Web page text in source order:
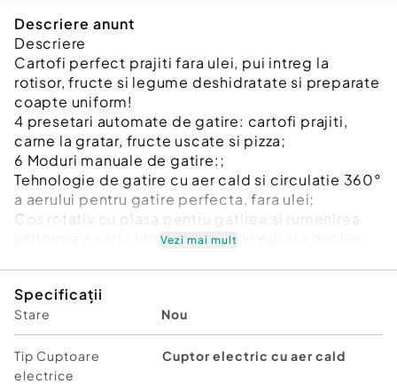
Descriere anunt
Descriere
Cartofi perfect prajiti fara ulei, pui intreg la
rotisor, fructe si legume deshidratate si preparate
coapte uniform!
4 presetari automate de gatire: cartofi prajiti,
carne la gratar, fructe uscate si pizza;
6 Moduri manuale de gatire:;
Tehnologie de gatire cu aer cald si circulatie 360°
a aerului pentru gatire perfecta, fara ulei;
Cos rotativ cu plasa pentru gatirea si rumenirea
uniforma a cartofilor, pulpelor de pui si a nucilor;
tava de colectare pentru gustari coapte, prajite
sau pane.;
Ecran tactil digital cu alerta sonora si meniu usor
de utilizat;
Usa demontabila pentru o curatare usoara;
Vezi mai mult
Specificații
Stare Nou
Tip Cuptoare
electrice
Cuptor electric cu aer cald